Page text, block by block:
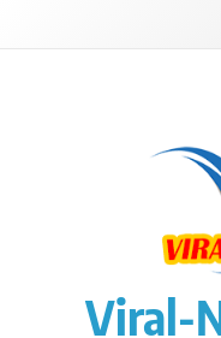
Viral-